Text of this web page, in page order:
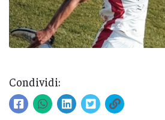
Condividi: